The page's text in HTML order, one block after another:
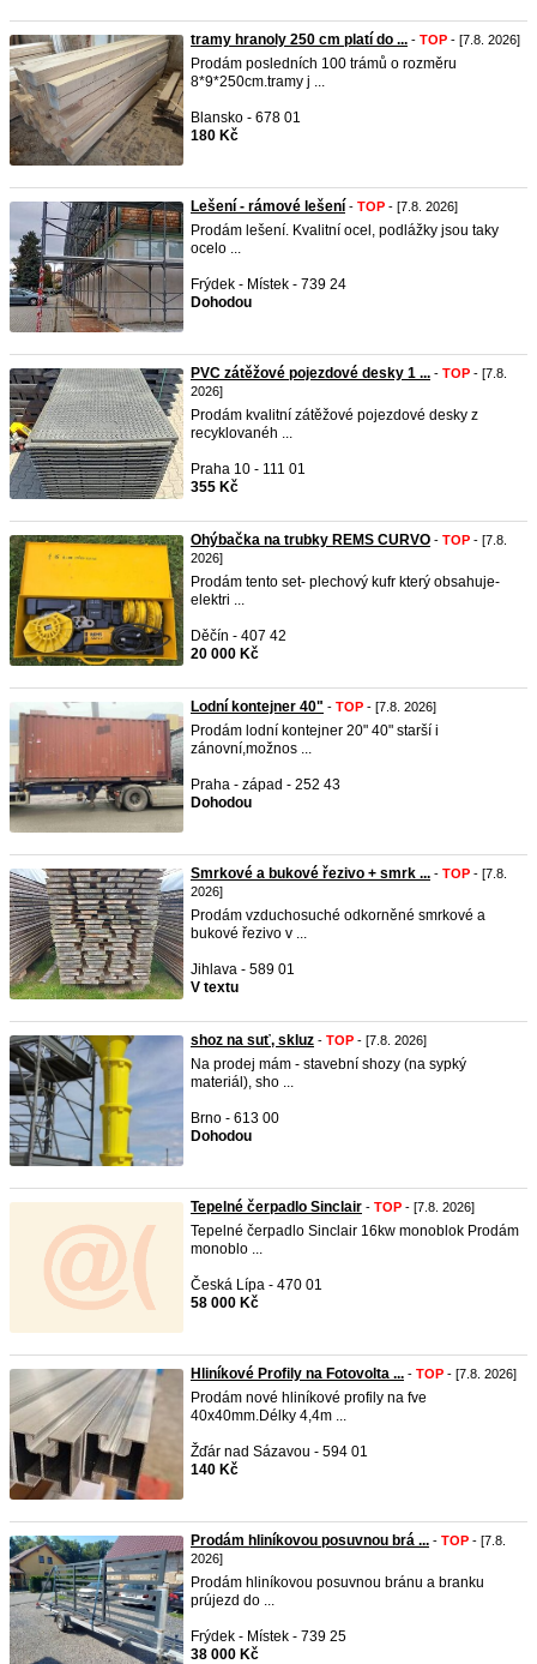
tramy hranoly 250 cm platí do ... - TOP - [7.8. 2026]
Prodám posledních 100 trámů o rozměru
8*9*250cm.tramy j ...
Blansko - 678 01
180 Kč
Lešení - rámové lešení - TOP - [7.8. 2026]
Prodám lešení. Kvalitní ocel, podlážky jsou taky
ocelo ...
Frýdek - Místek - 739 24
Dohodou
PVC zátěžové pojezdové desky 1 ... - TOP - [7.8.
2026]
Prodám kvalitní zátěžové pojezdové desky z
recyklovanéh ...
Praha 10 - 111 01
355 Kč
Ohýbačka na trubky REMS CURVO - TOP - [7.8.
2026]
Prodám tento set- plechový kufr který obsahuje-
elektri ...
Děčín - 407 42
20 000 Kč
Lodní kontejner 40" - TOP - [7.8. 2026]
Prodám lodní kontejner 20" 40" starší i
zánovní,možnos ...
Praha - západ - 252 43
Dohodou
Smrkové a bukové řezivo + smrk ... - TOP - [7.8.
2026]
Prodám vzduchosuché odkorněné smrkové a
bukové řezivo v ...
Jihlava - 589 01
V textu
shoz na suť, skluz - TOP - [7.8. 2026]
Na prodej mám - stavební shozy (na sypký
materiál), sho ...
Brno - 613 00
Dohodou
Tepelné čerpadlo Sinclair - TOP - [7.8. 2026]
Tepelné čerpadlo Sinclair 16kw monoblok Prodám
monoblo ...
Česká Lípa - 470 01
58 000 Kč
Hliníkové Profily na Fotovolta ... - TOP - [7.8. 2026]
Prodám nové hliníkové profily na fve
40x40mm.Délky 4,4m ...
Žďár nad Sázavou - 594 01
140 Kč
Prodám hliníkovou posuvnou brá ... - TOP - [7.8.
2026]
Prodám hliníkovou posuvnou bránu a branku
prújezd do ...
Frýdek - Místek - 739 25
38 000 Kč